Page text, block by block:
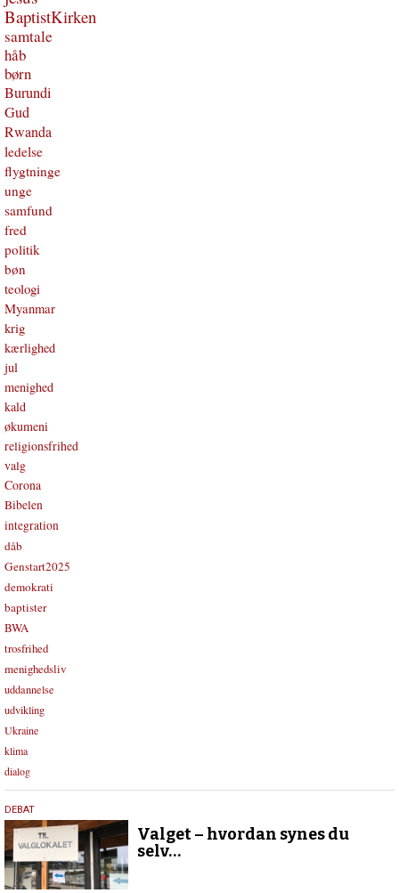
BaptistKirken
samtale
håb
børn
Burundi
Gud
Rwanda
ledelse
flygtninge
unge
samfund
fred
politik
bøn
teologi
Myanmar
krig
kærlighed
jul
menighed
kald
økumeni
religionsfrihed
valg
Corona
Bibelen
integration
dåb
Genstart2025
demokrati
baptister
BWA
trosfrihed
menighedsliv
uddannelse
udvikling
Ukraine
klima
dialog
26.
marts
2026
DEBAT
Valget – hvordan synes du
selv…